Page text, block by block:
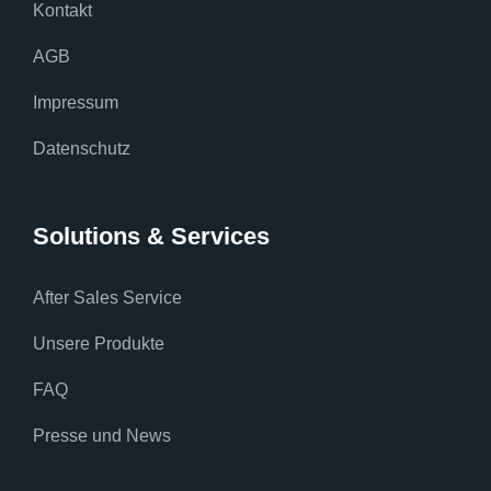
Kontakt
AGB
Impressum
Datenschutz
Solutions & Services
After Sales Service
Unsere Produkte
FAQ
Presse und News